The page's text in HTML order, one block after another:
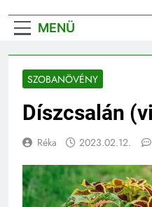
MENÜ
SZOBANÖVÉNY
Díszcsalán
Réka 2023.02.12.